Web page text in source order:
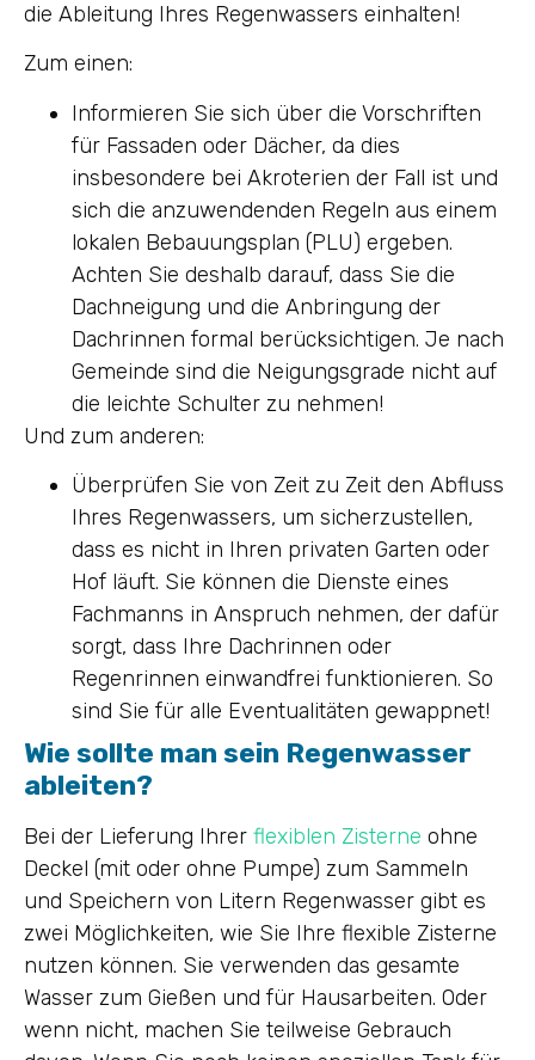
die Ableitung Ihres Regenwassers einhalten!
Zum einen:
Informieren Sie sich über die Vorschriften
für Fassaden oder Dächer, da dies
insbesondere bei Akroterien der Fall ist und
sich die anzuwendenden Regeln aus einem
lokalen Bebauungsplan (PLU) ergeben.
Achten Sie deshalb darauf, dass Sie die
Dachneigung und die Anbringung der
Dachrinnen formal berücksichtigen. Je nach
Gemeinde sind die Neigungsgrade nicht auf
die leichte Schulter zu nehmen!
Und zum anderen:
Überprüfen Sie von Zeit zu Zeit den Abfluss
Ihres Regenwassers, um sicherzustellen,
dass es nicht in Ihren privaten Garten oder
Hof läuft. Sie können die Dienste eines
Fachmanns in Anspruch nehmen, der dafür
sorgt, dass Ihre Dachrinnen oder
Regenrinnen einwandfrei funktionieren. So
sind Sie für alle Eventualitäten gewappnet!
Wie sollte man sein Regenwasser
ableiten?
Bei der Lieferung Ihrer flexiblen Zisterne ohne
Deckel (mit oder ohne Pumpe) zum Sammeln
und Speichern von Litern Regenwasser gibt es
zwei Möglichkeiten, wie Sie Ihre flexible Zisterne
nutzen können. Sie verwenden das gesamte
Wasser zum Gießen und für Hausarbeiten. Oder
wenn nicht, machen Sie teilweise Gebrauch